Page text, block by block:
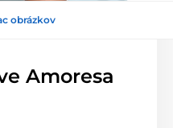
obrázkov
Amoresa